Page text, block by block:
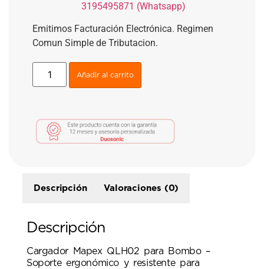
3195495871 (Whatsapp)
Emitimos Facturación Electrónica. Regimen
Comun Simple de Tributacion.
Añadir al carrito
Descripción Valoraciones (0)
Descripción
Cargador Mapex QLH02 para Bombo –
Soporte ergonómico y resistente para